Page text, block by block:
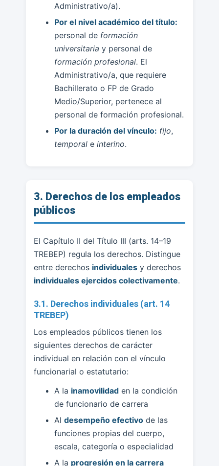
Administrativo/a).
Por el nivel académico del título:
personal de formación
universitaria y personal de
formación profesional. El
Administrativo/a, que requiere
Bachillerato o FP de Grado
Medio/Superior, pertenece al
personal de formación profesional.
Por la duración del vínculo: fijo,
temporal einterino.
3. Derechos de los empleados
públicos
El Capítulo II del Título III (arts. 14–19
TREBEP) regula los derechos. Distingue
entre derechos individuales y derechos
individuales ejercidos colectivamente.
3.1. Derechos individuales (art. 14
TREBEP)
Los empleados públicos tienen los
siguientes derechos de carácter
individual en relación con el vínculo
funcionarial o estatutario:
A la inamovilidad en la condición
de funcionario de carrera
Aldesempeño efectivo de las
funciones propias del cuerpo,
escala, categoría o especialidad
A la progresión en la carrera